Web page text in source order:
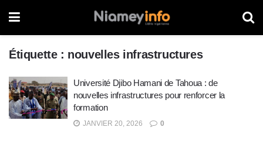
Étiquette : nouvelles infrastructures
Université Djibo Hamani de Tahoua : de
nouvelles infrastructures pour renforcer la
formation
JANVIER 20, 2026 0